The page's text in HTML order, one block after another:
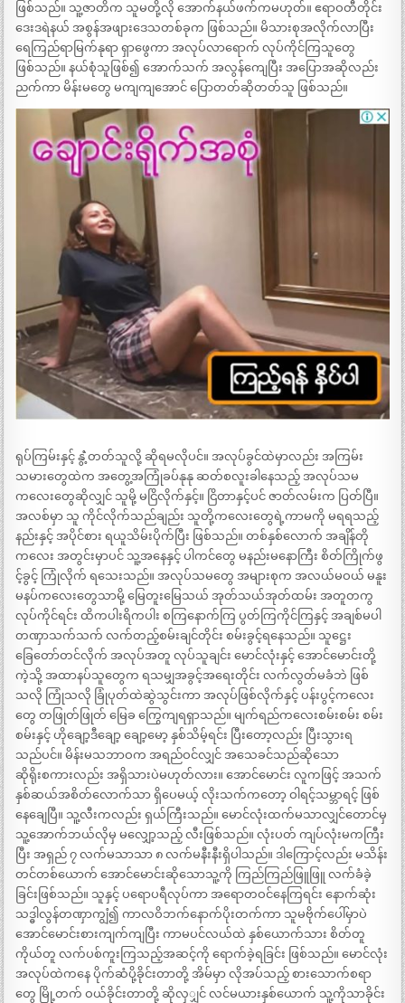
ဖြစ်သည်။ သူ့ဇာတိက သူမတို့လို အောက်နယ်ဖက်ကမဟုတ်။ ဧရာဝတီတိုင်း
ဒေးဒရဲနယ် အစွန်အဖျားဒေသတစ်ခုက ဖြစ်သည်။ မိသားစုအလိုက်လာပြီး
ရေကြည်ရာမြက်နုရာ ရှာဖွေကာ အလုပ်လာရောက် လုပ်ကိုင်ကြသူတွေ
ဖြစ်သည်။ နယ်စုံသူဖြစ်၍ အောက်သက် အလွန်ကျေပြီး အပြောအဆိုလည်း
ညက်ကာ မိန်းမတွေ မကျကျအောင် ပြောတတ်ဆိုတတ်သူ ဖြစ်သည်။
ရုပ်ကြမ်းနှင့် နွံဲ့တတ်သူလို့ ဆိုရမလိုပင်။ အလုပ်ခွင်ထဲမှာလည်း အကြမ်း
သမားတွေထဲက အတွေ့အကြုံခပ်နုနု ဆတ်စလူးခါနေသည့် အလုပ်သမ
ကလေးတွေဆိုလျှင် သူမို့ မငြိလိုက်နှင့်။ ငြိတာနှင့်ပင် ဇာတ်လမ်းက ပြတ်ပြီ။
အလစ်မှာ သူ ကိုင်လိုက်သည်ချည်း သူတို့ကလေးတွေရဲ့ကာမကို မရရသည့်
နည်းနှင့် အပိုင်စား ရယူသိမ်းပိုက်ပြီး ဖြစ်သည်။ တစ်နှစ်လောက် အချိန်တို
ကလေး အတွင်းမှာပင် သူ့အနေနှင့် ပါကင်တွေ မနည်းမနောကြီး စိတ်ကြိုက်ဖွ
င့်ခွင့် ကြုံလိုက် ရသေးသည်။ အလုပ်သမတွေ အများစုက အလယ်မဝယ် မနူး
မနပ်ကလေးတွေသာမို့ မြေတူးမြေသယ် အုတ်သယ်အုတ်ထမ်း အတူတကွ
လုပ်ကိုင်ရင်း ထိကပါးရိကပါး စကြနောက်ကြ ပွတ်ကြကိုင်ကြနှင့် အချစ်မပါ
တဏှာသက်သက် လက်တည့်စမ်းချင်တိုင်း စမ်းခွင့်ရနေသည်။ သူဋ္ဌေး
ခြေတော်တင်လိုက် အလုပ်အတူ လုပ်သူချင်း မောင်လုံးနှင့် အောင်မောင်းတို့
ကဲ့သို့ အထာနပ်သူတွေက ရသမျှအခွင့်အရေးတိုင်း လက်လွတ်မခံဘဲ ဖြစ်
သလို ကြုံသလို ခြုံပုတ်ထဲဆွဲသွင်းကာ အလုပ်ဖြစ်လိုက်နှင့် ပန်းပွင့်ကလေး
တွေ တဖြုတ်ဖြုတ် မြေခ ကြွေကျရရှာသည်။ မျက်ရည်ကလေးစမ်းစမ်း စမ်း
စမ်းနှင့် ဟိုချော့ဒီချော့ ချော့မော့ နှစ်သိမ့်ရင်း ပြီးတော့လည်း ပြီးသွားရ
သည်ပင်။ မိန်းမသဘာဝက အရည်ဝင်လျှင် အသေခင်သည်ဆိုသော
ဆိုရိုးစကားလည်း အရှိသားပဲမဟုတ်လား။ အောင်မောင်း လူကဖြင့် အသက်
နှစ်ဆယ်အစိတ်လောက်သာ ရှိပေမယ့် လိုးသက်ကတော့ ဝါရင့်သမ္ဘာရင့် ဖြစ်
နေချေပြီ။ သူ့လီးကလည်း ရှယ်ကြီးသည်။ မောင်လုံးထက်မသာလျှင်တောင်မှ
သူ့အောက်ဘယ်လိုမှ မလျှော့သည့် လီးဖြစ်သည်။ လုံးပတ် ကျပ်လုံးမကကြီး
ပြီး အရှည် ၇ လက်မသာသာ ၈ လက်မနီးနီးရှိပါသည်။ ဒါကြောင့်လည်း မသိန်း
တင်တစ်ယောက် အောင်မောင်းဆိုသောသူ့ကို ကြည်ကြည်ဖြူဖြူ လက်ခံခဲ့
ခြင်းဖြစ်သည်။ သူနှင့် ပရောပရီလုပ်ကာ အရောတဝင်နေကြရင်း နောက်ဆုံး
သဒ္ဓါလွန်တဏှာကျွံ၍ ကာလဝိဘက်နောက်ပိုးတက်ကာ သူမဗိုက်ပေါ်မှာပဲ
အောင်မောင်းစားကျက်ကျပြီး ကာမပင်လယ်ထဲ နှစ်ယောက်သား စိတ်တူ
ကိုယ်တူ လက်ပစ်ကူးကြသည့်အဆင့်ကို ရောက်ခဲ့ရခြင်း ဖြစ်သည်။ မောင်လုံး
အလုပ်ထဲကနေ ပိုက်ဆံပို့ခိုင်းတာတို့ အိမ်မှာ လိုအပ်သည့် စားသောက်စရာ
တွေ မြို့တက် ဝယ်ခိုင်းတာတို့ ဆိုလှျှင် လင်မယားနှစ်ယောက် သူ့ကိုသာခိုင်း